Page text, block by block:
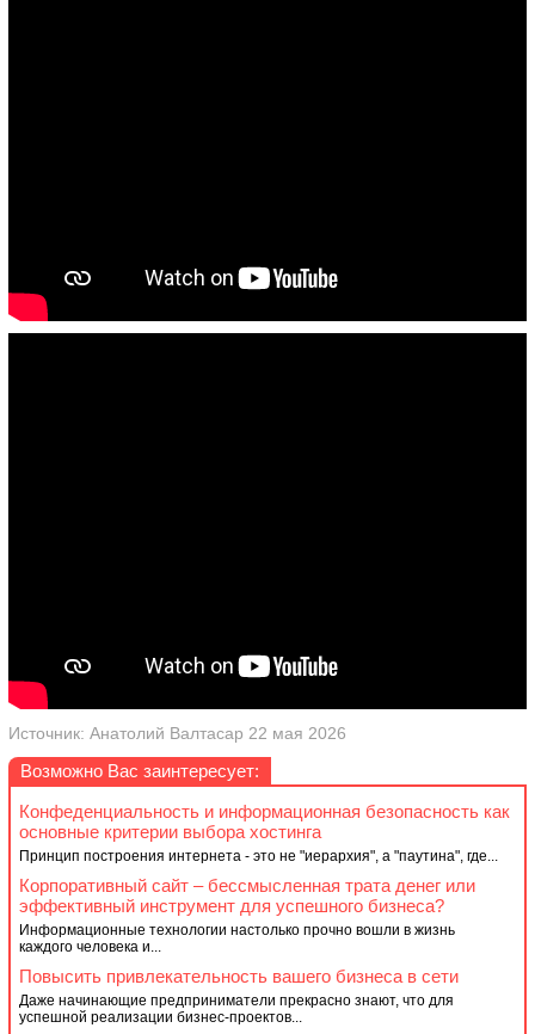
Источник: Анатолий Валтасар 22 мая 2026
Возможно Вас заинтересует:
Конфеденциальность и информационная безопасность как
основные критерии выбора хостинга
Принцип построения интернета - это не "иерархия", а "паутина", где...
Корпоративный сайт – бессмысленная трата денег или
эффективный инструмент для успешного бизнеса?
Информационные технологии настолько прочно вошли в жизнь
каждого человека и...
Повысить привлекательность вашего бизнеса в сети
Даже начинающие предприниматели прекрасно знают, что для
успешной реализации бизнес-проектов...